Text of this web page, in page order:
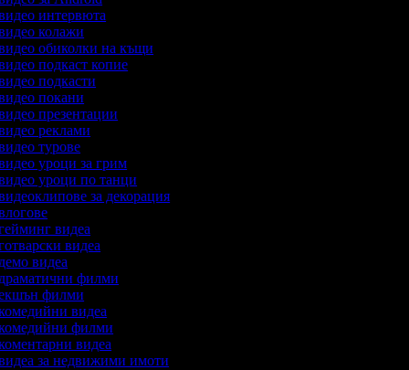
интервюта
колажи
видео обиколки на къщи
подкаст копие
подкасти
покани
презентации
реклами
турове
уроци за грим
уроци по танци
за декорация
видеа
видеа
видеа
драматични филми
екшън филми
видеа
комедийни филми
видеа
видеа за недвижими имоти